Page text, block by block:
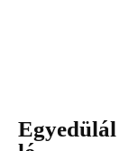
Egyedülál